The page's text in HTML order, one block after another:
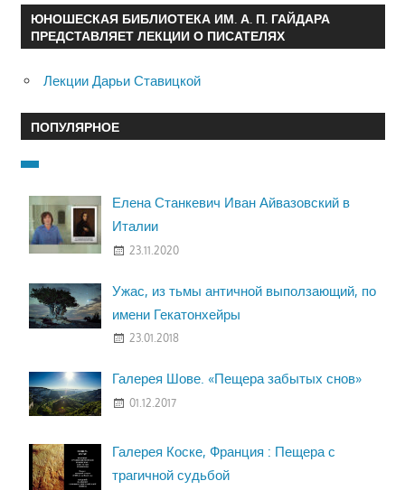
ЮНОШЕСКАЯ БИБЛИОТЕКА ИМ. А. П. ГАЙДАРА
ПРЕДСТАВЛЯЕТ ЛЕКЦИИ О ПИСАТЕЛЯХ
Лекции Дарьи Ставицкой
ПОПУЛЯРНОЕ
Елена Станкевич Иван Айвазовский в
Италии
23.11.2020
Ужас, из тьмы античной выползающий, по
имени Гекатонхейры
23.01.2018
Галерея Шове. «Пещера забытых снов»
01.12.2017
Галерея Коске, Франция : Пещера с
трагичной судьбой